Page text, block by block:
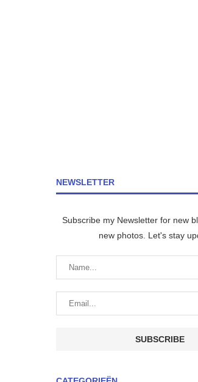
NEWSLETTER
Subscribe my Newsletter for new
new photos. Let's stay